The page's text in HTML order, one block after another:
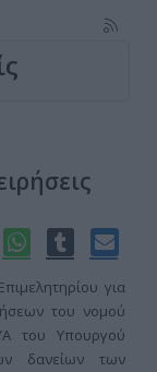
για
του νομού
του Υπουργού
δανείων των